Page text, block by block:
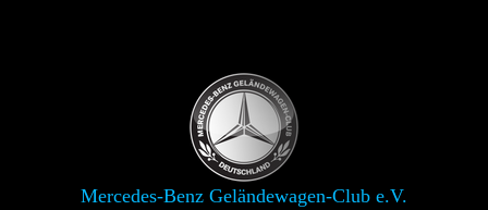
Mercedes-Benz Geländewagen-Club e.V.